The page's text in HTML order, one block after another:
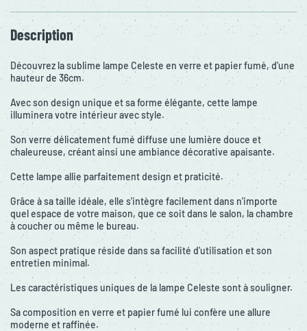
Description
Découvrez la sublime lampe Celeste en verre et papier fumé, d'une
hauteur de 36cm.
Avec son design unique et sa forme élégante, cette lampe
illuminera votre intérieur avec style.
Son verre délicatement fumé diffuse une lumière douce et
chaleureuse, créant ainsi une ambiance décorative apaisante.
Cette lampe allie parfaitement design et praticité.
Grâce à sa taille idéale, elle s'intègre facilement dans n'importe
quel espace de votre maison, que ce soit dans le salon, la chambre
à coucher ou même le bureau.
Son aspect pratique réside dans sa facilité d'utilisation et son
entretien minimal.
Les caractéristiques uniques de la lampe Celeste sont à souligner.
Sa composition en verre et papier fumé lui confère une allure
moderne et raffinée.